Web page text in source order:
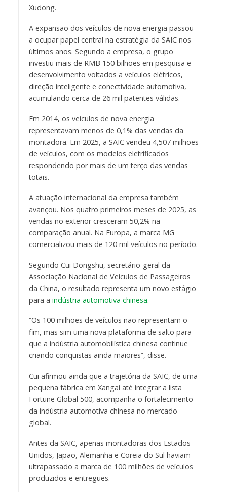
Xudong.
A expansão dos veículos de nova energia passou
a ocupar papel central na estratégia da SAIC nos
últimos anos. Segundo a empresa, o grupo
investiu mais de RMB 150 bilhões em pesquisa e
desenvolvimento voltados a veículos elétricos,
direção inteligente e conectividade automotiva,
acumulando cerca de 26 mil patentes válidas.
Em 2014, os veículos de nova energia
representavam menos de 0,1% das vendas da
montadora. Em 2025, a SAIC vendeu 4,507 milhões
de veículos, com os modelos eletrificados
respondendo por mais de um terço das vendas
totais.
A atuação internacional da empresa também
avançou. Nos quatro primeiros meses de 2025, as
vendas no exterior cresceram 50,2% na
comparação anual. Na Europa, a marca MG
comercializou mais de 120 mil veículos no período.
Segundo Cui Dongshu, secretário-geral da
Associação Nacional de Veículos de Passageiros
da China, o resultado representa um novo estágio
para a indústria automotiva chinesa.
“Os 100 milhões de veículos não representam o
fim, mas sim uma nova plataforma de salto para
que a indústria automobilística chinesa continue
criando conquistas ainda maiores”, disse.
Cui afirmou ainda que a trajetória da SAIC, de uma
pequena fábrica em Xangai até integrar a lista
Fortune Global 500, acompanha o fortalecimento
da indústria automotiva chinesa no mercado
global.
Antes da SAIC, apenas montadoras dos Estados
Unidos, Japão, Alemanha e Coreia do Sul haviam
ultrapassado a marca de 100 milhões de veículos
produzidos e entregues.